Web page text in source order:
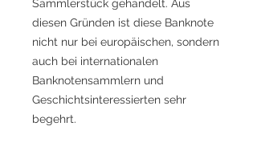
Sammlerstück gehandelt. Aus
diesen Gründen ist diese Banknote
nicht nur bei europäischen, sondern
auch bei internationalen
Banknotensammlern und
Geschichtsinteressierten sehr
begehrt.